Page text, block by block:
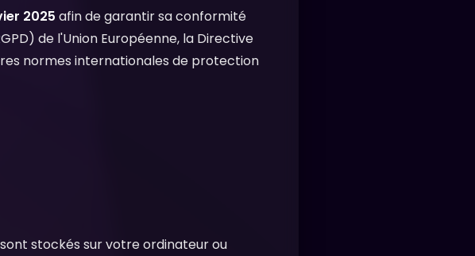
2025 afin de garantir sa conformité
de l'Union Européenne, la Directive
normes internationales de protection
stockés sur votre ordinateur ou